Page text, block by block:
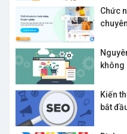
Chức
không
Kiến
bắt